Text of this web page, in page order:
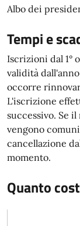
Albo dei
Tempi e
Iscrizioni dal 1°
validità
occorre
L'iscrizione
successivo. Se
vengono
cancellazione
momento.
Quanto